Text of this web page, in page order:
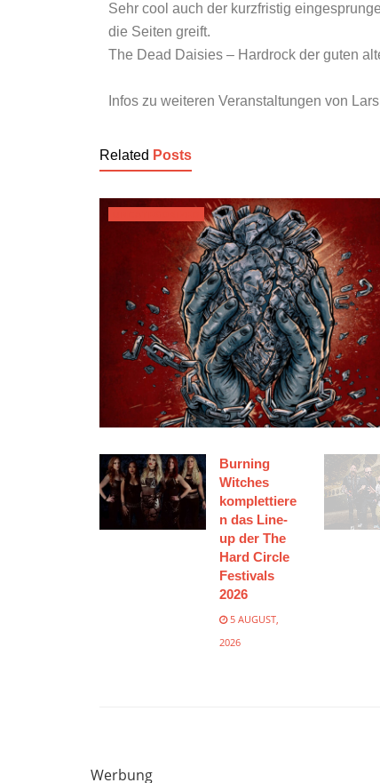
Sehr cool auch der kurzfristig
die Seiten greift.
The Dead Daisies – Hardrock der guten
Infos zu weiteren Veranstaltungen von
Related Posts
Burning
Witches
komplettiere
n das Line-
up der The
Hard Circle
Festivals
2026
5 AUGUST,
2026
Werbung